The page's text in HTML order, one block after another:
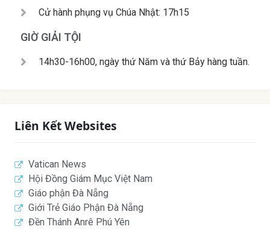
Cử hành phụng vụ Chúa Nhật: 17h15
GIỜ GIẢI TỘI
14h30-16h00, ngày thứ Năm và thứ Bảy hàng tuần.
Liên Kết Websites
Vatican News
Hội Đồng Giám Mục Việt Nam
Giáo phận Đà Nẵng
Giới Trẻ Giáo Phận Đà Nẵng
Đền Thánh Anrê Phú Yên